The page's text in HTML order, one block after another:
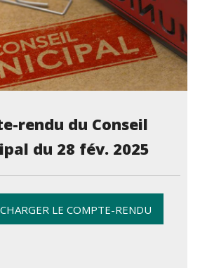
rendu du Conseil
du 28 fév. 2025
LE COMPTE-RENDU